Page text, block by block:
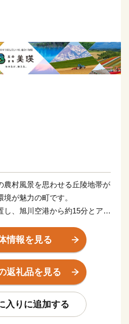
農村風景を思わせる丘陵地帯が
が魅力の町です。
し、旭川空港から約15分とアク
連合の取組みをはじめとした、
伝える取り組みも行っていま
みが強く美味しい農作物が育ち
情報を見る
返礼品を見る
入りに追加する